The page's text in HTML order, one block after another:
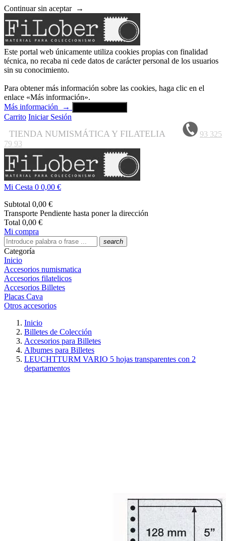
Continuar sin aceptar →
Este portal web únicamente utiliza cookies propias con finalidad
técnica, no recaba ni cede datos de carácter personal de los usuarios
sin su conocimiento.
Para obtener más información sobre las cookies, haga clic en el
enlace «Más información».
Más información
→
Carrito Iniciar Sesión
TIENDA NUMISMÁTICA Y FILATELIA
93 325
79 93
Mi Cesta 0 0,00 €
Subtotal 0,00 €
Transporte Pendiente hasta poner la dirección
Total 0,00 €
Mi compra
search
Categoría
Inicio
Accesorios numismatica
Accesorios filatelicos
Accesorios Billetes
Placas Cava
Otros accesorios
Inicio
Billetes de Colección
Accesorios para Billetes
Albumes para Billetes
LEUCHTTURM VARIO 5 hojas transparentes con 2
departamentos